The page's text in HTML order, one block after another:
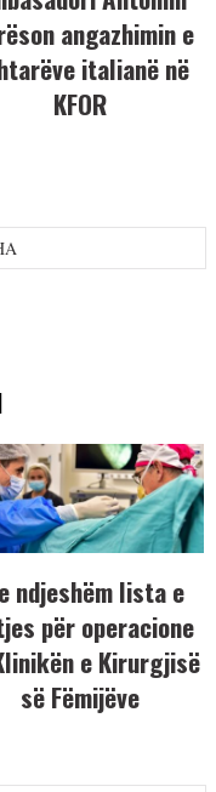
angazhimin e
italianë në
KFOR
ndjeshëm lista e
për operacione
e Kirurgjisë
së Fëmijëve